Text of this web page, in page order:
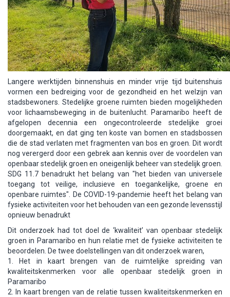
Langere werktijden binnenshuis en minder vrije tijd buitenshuis
vormen een bedreiging voor de gezondheid en het welzijn van
stadsbewoners. Stedelijke groene ruimten bieden mogelijkheden
voor lichaamsbeweging in de buitenlucht. Paramaribo heeft de
afgelopen decennia een ongecontroleerde stedelijke groei
doorgemaakt, en dat ging ten koste van bomen en stadsbossen
die de stad verlaten met fragmenten van bos en groen. Dit wordt
nog verergerd door een gebrek aan kennis over de voordelen van
openbaar stedelijk groen en oneigenlijk beheer van stedelijk groen.
SDG 11.7 benadrukt het belang van "het bieden van universele
toegang tot veilige, inclusieve en toegankelijke, groene en
openbare ruimtes". De COVID-19-pandemie heeft het belang van
fysieke activiteiten voor het behouden van een gezonde levensstijl
opnieuw benadrukt
Dit onderzoek had tot doel de ‘kwaliteit’ van openbaar stedelijk
groen in Paramaribo en hun relatie met de fysieke activiteiten te
beoordelen. De twee doelstellingen van dit onderzoek waren,
1. Het in kaart brengen van de ruimtelijke spreiding van
kwaliteitskenmerken voor alle openbaar stedelijk groen in
Paramaribo
2. In kaart brengen van de relatie tussen kwaliteitskenmerken en